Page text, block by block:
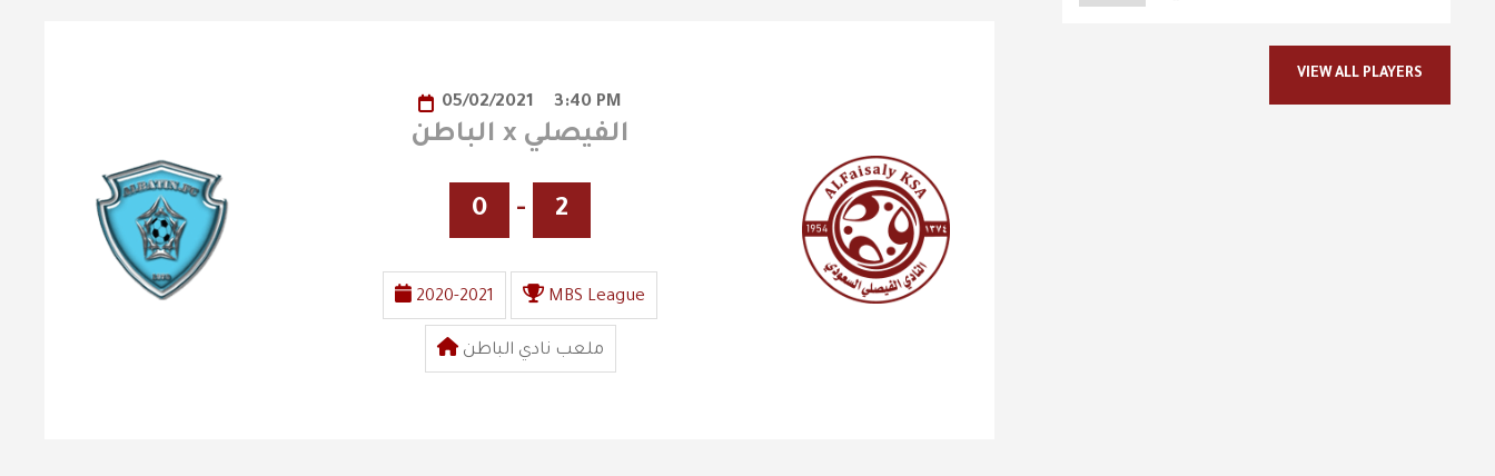
05/02/2021 3:40 PM
الباطن x الفيصلي
0 - 2
2020-2021 MBS League
ملعب نادي الباطن
VIEW ALL PLAYERS